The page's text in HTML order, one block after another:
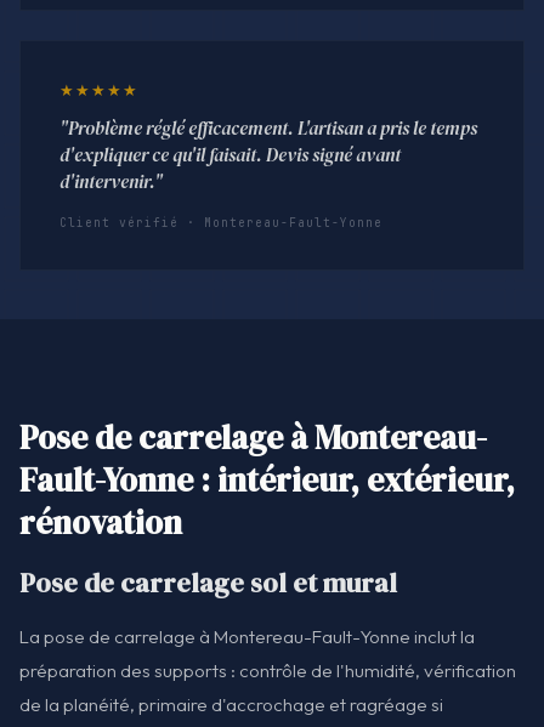
★★★★★
"Problème réglé efficacement. L'artisan a pris le temps
d'expliquer ce qu'il faisait. Devis signé avant
d'intervenir."
Client vérifié · Montereau-Fault-Yonne
Pose de carrelage à Montereau-
Fault-Yonne : intérieur, extérieur,
rénovation
Pose de carrelage sol et mural
La pose de carrelage à Montereau-Fault-Yonne inclut la
préparation des supports : contrôle de l'humidité, vérification
de la planéité, primaire d'accrochage et ragréage si